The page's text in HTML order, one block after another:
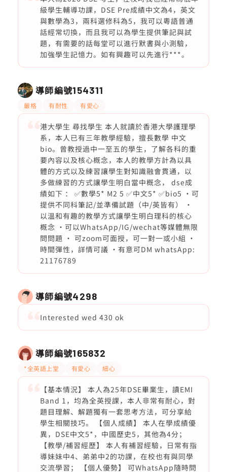
級學生輔導功課，DSE Pre成績中文為4，英文
與數學為3，兩科選修科為5，我可以粵語普通
話經常切換，而且我可以為學生提供筆記與試
題，有需要的話每堂可以進行默書與小測驗，
加強學生記憶力。如有興趣可以先進行***。
導師編號154311
嚴格 有耐性 有愛心
港大學生 尋找學生 本人就讀於香港大學護理學
系，本人已有三年教學經驗，擅長數學 中文
bio。曾教授過中一至五的學生，了解各科的重
要內容以及核心概念，本人的教學方計為以具
體的方式以及練習讓學生對知識融會貫通，以
多做練習的方式讓學生明白當中概念， dse成
績如下 ： ✅數學5* M2 5 ✅中文5* ✅bio5 ·可
提供不同科筆記/並準備試題（中/英皆有） ·
以溫和有趣的教學方式讓學生明白理科的核心
概念 ·可以WhatsApp/IG/wechat等媒體無限
問問題 · 可zoom可面授，可一對一或小組 ·
時間彈性，詳情可議 ·有意可DM whatsApp:
21176789
導師編號4298
Interested wed 430 ok
導師編號165832
*全英語上堂 有愛心 細心
【基本情況】 本人為25年DSE畢業生，讀EMI
Band 1，均為全英授課，本人非常有耐心，對
題目理解、解題獨有一套思考方法，可分享給
學生相關技巧。 【個人成績】 本人在學成績優
異，DSE中文5*，中國歷史5，其他為4分；
【教學/補習經歷】 本人有補習經驗，日常有指
導妹妹中4、弟弟中2的功課，在校也有與同學
交流學習； 【個人優勢】 可WhatsApp隨時問